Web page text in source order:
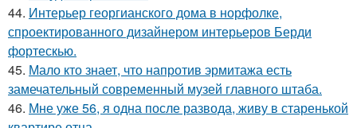
44. Интерьер георгианского дома в норфолке,
спроектированного дизайнером интерьеров Берди
фортескью.
45. Мало кто знает, что напротив эрмитажа есть
замечательный современный музей главного штаба.
46. Мне уже 56, я одна после развода, живу в старенькой